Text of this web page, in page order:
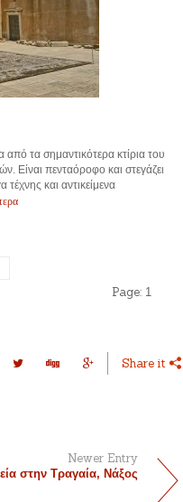
από τα σημαντικότερα κτίρια του
Είναι πενταόροφο και στεγάζει
και αντικείμενα
Page: 1
Share it
Newer Entry
στην Τραγαία, Νάξος